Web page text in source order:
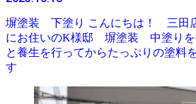
塀塗装 下塗り こんにちは！ 三田
にお住いのK様邸 塀塗装 中塗りを
と養生を行ってからたっぷりの塗料
す